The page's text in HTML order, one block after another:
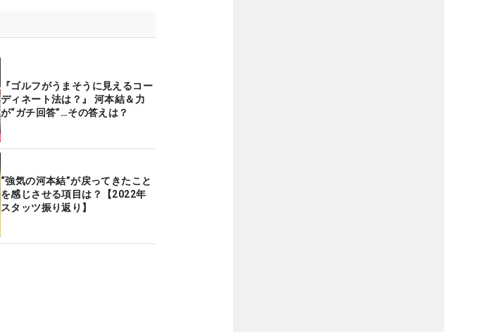
『ゴルフがうまそうに見えるコー
ディネート法は？』 河本結＆力
が“ガチ回答”…その答えは？
“強気の河本結”が戻ってきたこと
を感じさせる項目は？【2022年
スタッツ振り返り】